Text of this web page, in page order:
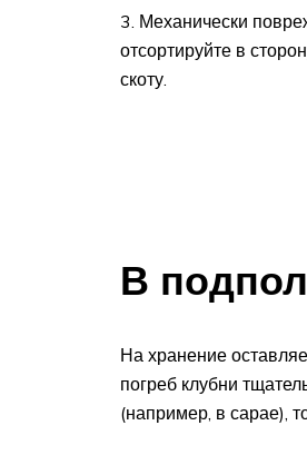
Механически
отсортируйте в
скоту.
В
На хранение
погреб клубни
(например, в сарае),